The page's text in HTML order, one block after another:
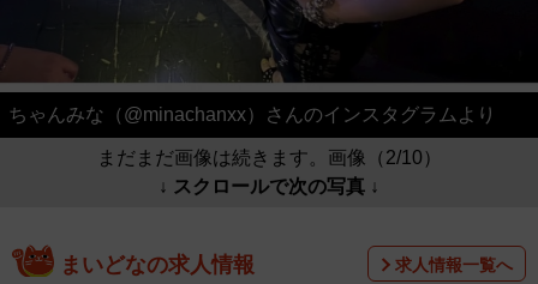
ちゃんみな（@minachanxx）さんのインスタグラムより
まだまだ画像は続きます。画像（2/10）
↓ スクロールで次の写真 ↓
まいどなの求人情報 求人情報一覧へ